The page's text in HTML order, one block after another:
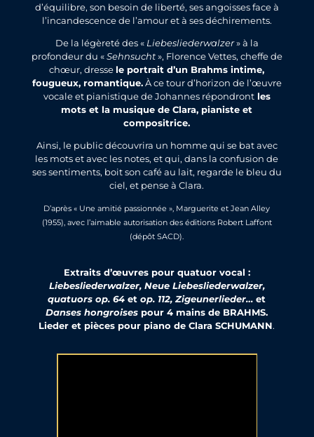
d’équilibre, son besoin de liberté, ses angoisses face à
l’incandescence de l’amour et à ses déchirements.
De la légèreté des « Liebesliederwalzer» à la
profondeur du «Sehnsucht», Florence Vettes, cheffe de
chœur, dresse le portrait d’un Brahms intime,
fougueux, romantique.À ce tour d’horizon de l’œuvre
vocale et pianistique de Johannes répondrontles
mots et la musique de Clara, pianiste et
compositrice.
Ainsi, le public découvrira un homme qui se bat avec
les mots et avec les notes, et qui, dans la confusion de
ses sentiments, boit son café au lait, regarde le bleu du
ciel, et pense à Clara.
D’après « Une amitié passionnée », Marguerite et Jean Alley
(1955), avec l’aimable autorisation des éditions Robert Laffont
(dépôt SACD).
Extraits d’œuvres pour quatuor vocal :
Liebesliederwalzer, Neue Liebesliederwalzer,
quatuors op. 64et op. 112,Zigeunerlieder…et
Danses hongroises pour 4 mains de BRAHMS.
Lieder et pièces pour piano de Clara SCHUMANN.